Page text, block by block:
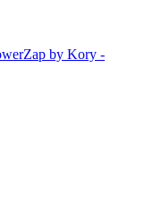
by Kory -